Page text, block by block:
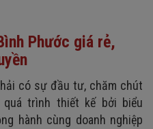
Phước giá rẻ,
có sự đầu tư, chăm chút
trình thiết kế bởi biểu
hành cùng doanh nghiệp